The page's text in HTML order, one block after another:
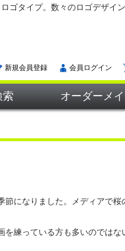
ゴタイプ。数々のロゴデザイ
新規会員登録 会員ログイン
索 オーダーメ
になりました。メディアで
練っている方も多いのではな